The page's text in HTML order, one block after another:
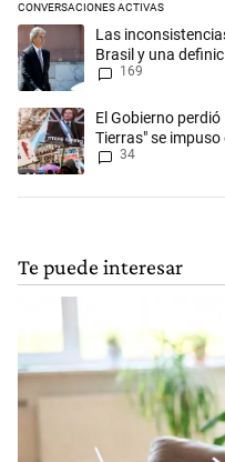
CONVERSACIONES ACTIVAS
Este listado muestra los
Un artículo de tendencia con
Las
Brasil y una
concepto antiguo"
169
Un artículo de tendencia con
El Gobierno
Tierras" se
34